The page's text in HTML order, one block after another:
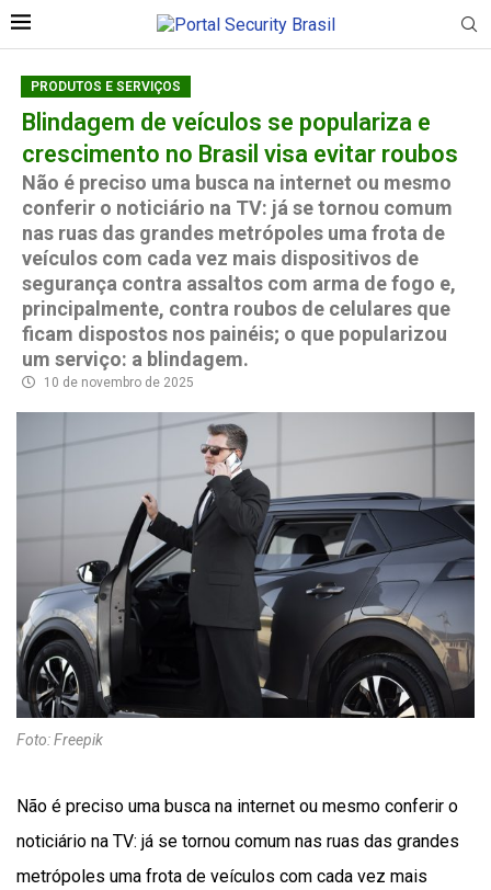
PRODUTOS E SERVIÇOS
Blindagem de veículos se populariza e
crescimento no Brasil visa evitar roubos
Não é preciso uma busca na internet ou mesmo
conferir o noticiário na TV: já se tornou comum
nas ruas das grandes metrópoles uma frota de
veículos com cada vez mais dispositivos de
segurança contra assaltos com arma de fogo e,
principalmente, contra roubos de celulares que
ficam dispostos nos painéis; o que popularizou
um serviço: a blindagem.
10 de novembro de 2025
Foto: Freepik
Não é preciso uma busca na internet ou mesmo conferir o
noticiário na TV: já se tornou comum nas ruas das grandes
metrópoles uma frota de veículos com cada vez mais